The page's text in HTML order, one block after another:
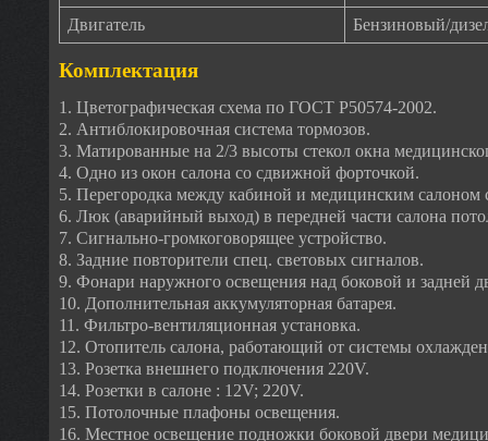
Двигатель
Бензиновый/
Комплектация
1. Цветографическая схема по ГОСТ Р50574-2002.
2. Антиблокировочная система тормозов.
3. Матированные на 2/3 высоты стекол окна
4. Одно из окон салона со сдвижной форточкой.
5. Перегородка между кабиной и медицинским
6. Люк (аварийный выход) в передней части салона
7. Сигнально-громкоговорящее устройство.
8. Задние повторители спец. световых сигналов.
9. Фонари наружного освещения над боковой и задней
10. Дополнительная аккумуляторная батарея.
11. Фильтро-вентиляционная установка.
12. Отопитель салона, работающий от системы
13. Розетка внешнего подключения 220V.
14. Розетки в салоне : 12V; 220V.
15. Потолочные плафоны освещения.
16. Местное освещение подножки боковой двери